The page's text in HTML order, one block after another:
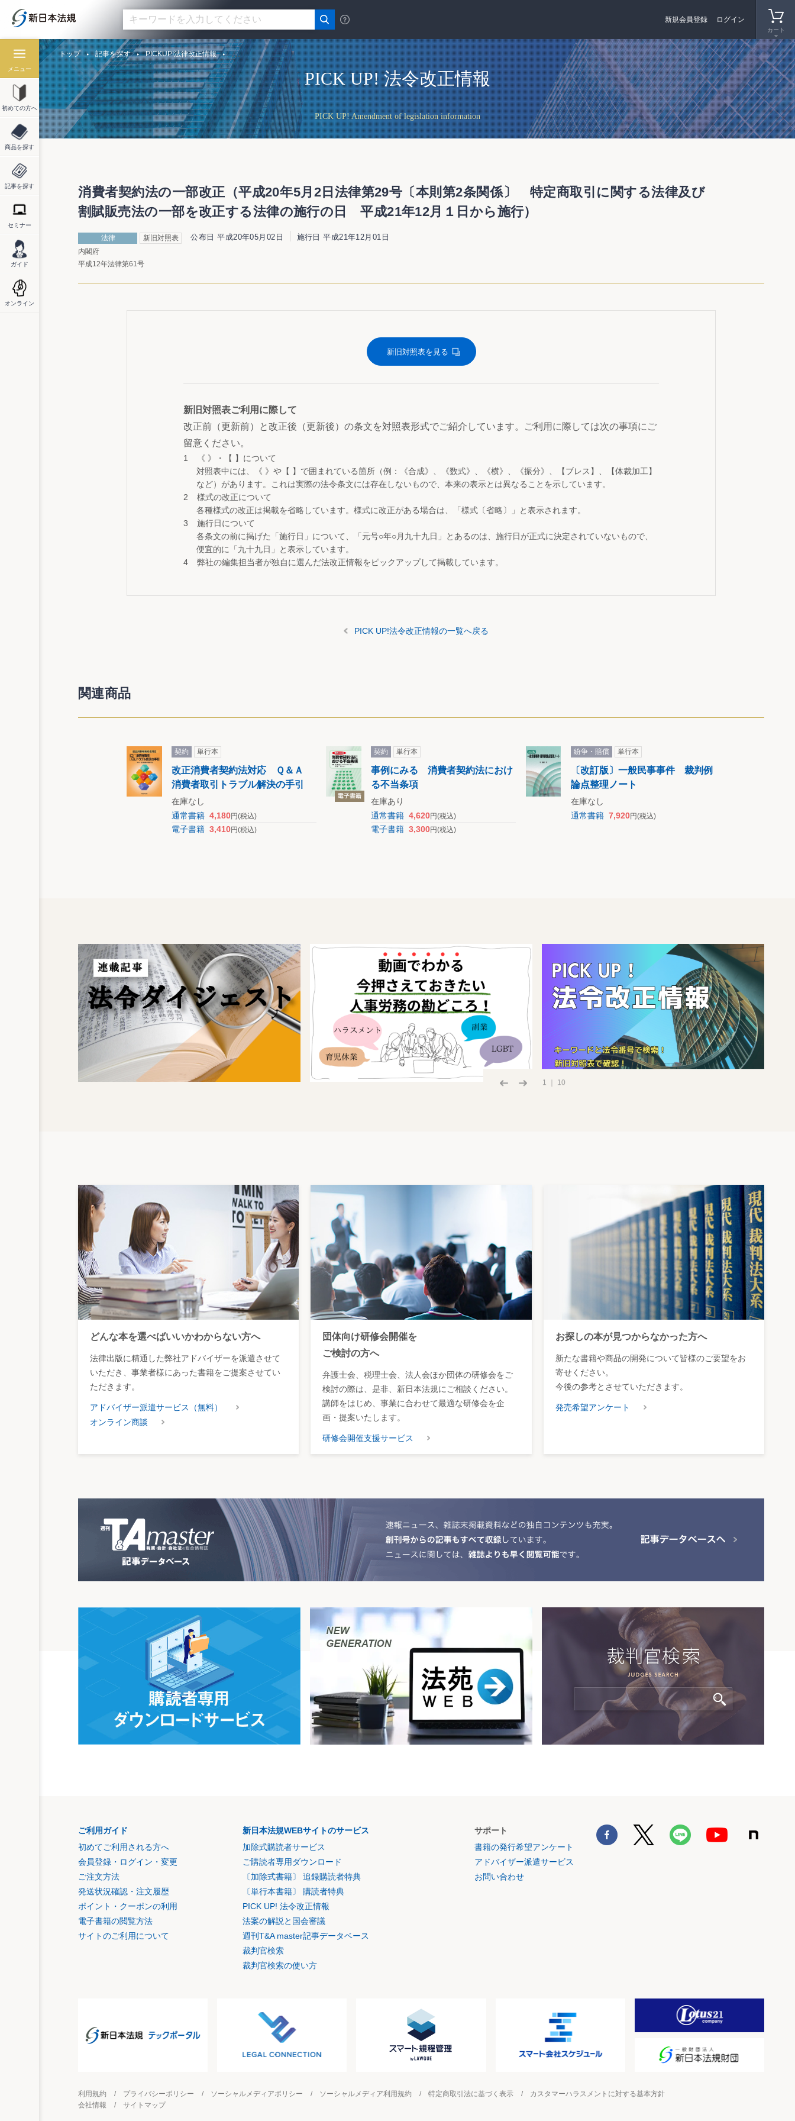
カート
新規会員登録 ログイン
メニュー
初めての方へ
商品を探す
記事を探す
セミナー
ガイド
オンライン
PICK UP! 法令改正情報
PICK UP! Amendment of legislation information
トップ 記事を探す PICKUP!法律改正情報
消費者契約法の一部改正（平成20年5月2日法律第29号〔本則第2条関係〕 特定商取引に関する法律及び
割賦販売法の一部を改正する法律の施行の日 平成21年12月１日から施行）
法律 新旧対照表 公布日 平成20年05月02日 施行日 平成21年12月01日
内閣府
平成12年法律第61号
新旧対照表を見る
新旧対照表ご利用に際して
改正前（更新前）と改正後（更新後）の条文を対照表形式でご紹介しています。ご利用に際しては次の事項にご
留意ください。
《 》・【 】について
対照表中には、《 》や【 】で囲まれている箇所（例：《合成》、《数式》、《横》、《振分》、【ブレス】、【体裁加工】
など）があります。これは実際の法令条文には存在しないもので、本来の表示とは異なることを示しています。
様式の改正について
各種様式の改正は掲載を省略しています。様式に改正がある場合は、「様式〔省略〕」と表示されます。
施行日について
各条文の前に掲げた「施行日」について、「元号○年○月九十九日」とあるのは、施行日が正式に決定されていないもので、
便宜的に「九十九日」と表示しています。
弊社の編集担当者が独自に選んだ法改正情報をピックアップして掲載しています。
PICK UP!法令改正情報の一覧へ戻る
関連商品
契約 単行本
改正消費者契約法対応 Ｑ＆Ａ
消費者取引トラブル解決の手引
在庫なし
通常書籍 4,180円(税込)
電子書籍 3,410円(税込)
契約 単行本
事例にみる 消費者契約法におけ
る不当条項
在庫あり
通常書籍 4,620円(税込)
電子書籍 3,300円(税込)
紛争・賠償 単行本
〔改訂版〕一般民事事件 裁判例
論点整理ノート
在庫なし
通常書籍 7,920円(税込)
1 ｜ 10
どんな本を選べばいいかわからない方へ
法律出版に精通した弊社アドバイザーを派遣させて
いただき、事業者様にあった書籍をご提案させてい
ただきます。
アドバイザー派遣サービス（無料）
オンライン商談
団体向け研修会開催を
ご検討の方へ
弁護士会、税理士会、法人会ほか団体の研修会をご
検討の際は、是非、新日本法規にご相談ください。
講師をはじめ、事業に合わせて最適な研修会を企
画・提案いたします。
研修会開催支援サービス
お探しの本が見つからなかった方へ
新たな書籍や商品の開発について皆様のご要望をお
寄せください。
今後の参考とさせていただきます。
発売希望アンケート
ご利用ガイド
初めてご利用される方へ
会員登録・ログイン・変更
ご注文方法
発送状況確認・注文履歴
ポイント・クーポンの利用
電子書籍の閲覧方法
サイトのご利用について
新日本法規WEBサイトのサービス
加除式購読者サービス
ご購読者専用ダウンロード
〔加除式書籍〕 追録購読者特典
〔単行本書籍〕 購読者特典
PICK UP! 法令改正情報
法案の解説と国会審議
週刊T&A master記事データベース
裁判官検索
裁判官検索の使い方
サポート
書籍の発行希望アンケート
アドバイザー派遣サービス
お問い合わせ
利用規約 プライバシーポリシー ソーシャルメディアポリシー ソーシャルメディア利用規約 特定商取引法に基づく表示
カスタマーハラスメントに対する基本方針
会社情報
サイトマップ